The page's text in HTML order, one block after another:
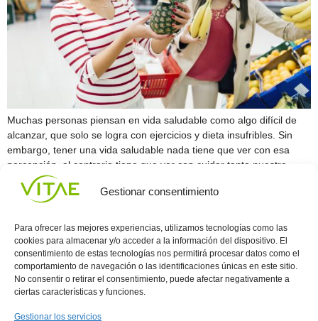
Gestionar consentimiento
Para ofrecer las mejores experiencias, utilizamos tecnologías como las
cookies para almacenar y/o acceder a la información del dispositivo. El
consentimiento de estas tecnologías nos permitirá procesar datos como el
comportamiento de navegación o las identificaciones únicas en este sitio.
No consentir o retirar el consentimiento, puede afectar negativamente a
ciertas características y funciones.
Gestionar los servicios
Muchas personas piensan en vida saludable como algo difícil de
alcanzar, que solo se logra con ejercicios y dieta insufribles. Sin
embargo, tener una vida saludable nada tiene que ver con esa
percepción, al contrario tiene que ver con cuidar tanto nuestra
mente como nuestro cuerpo. Llevar una vida saludable no solo te
permitirá una […]
Siguiente
Conocenos
Vitae
l
Política
de
(+34)
935